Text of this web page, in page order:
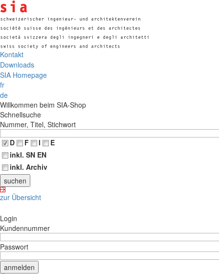
Kontakt
Downloads
SIA Homepage
fr
de
Willkommen beim SIA-Shop
Schnellsuche
Nummer, Titel, Stichwort
D
F I
E
inkl. SN EN
inkl. Archiv
zur Übersicht
Login
Kundennummer
Passwort